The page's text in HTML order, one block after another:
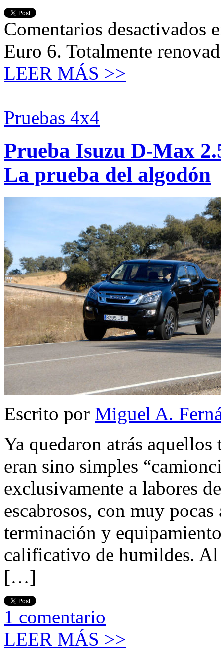
Comentarios desactivados
Euro 6. Totalmente
LEER MÁS >>
Pruebas 4x4
Prueba Isuzu D-Max
La prueba del algodón
Escrito por Miguel A.
Ya quedaron atrás
eran sino simples
exclusivamente a labores
escabrosos, con muy
terminación y
calificativo de humildes.
[…]
1 comentario
LEER MÁS >>